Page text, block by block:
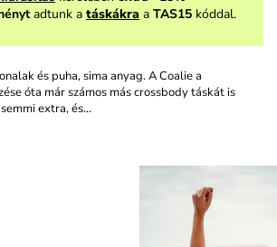
adtunk a táskákra a TAS15 kóddal.
és puha, sima anyag. A Coalie a
óta már számos más crossbody táskát is
extra, és…